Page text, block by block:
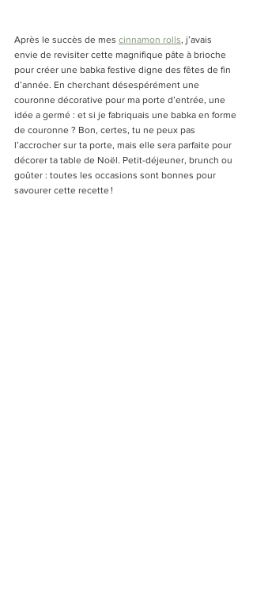
Après le succès de mes cinnamon rolls , j’avais
envie de revisiter cette magnifique pâte à brioche
pour créer une babka festive digne des fêtes de fin
d’année. En cherchant désespérément une
couronne décorative pour ma porte d’entrée, une
idée a germé : et si je fabriquais une babka en forme
de couronne ? Bon, certes, tu ne peux pas
l’accrocher sur ta porte, mais elle sera parfaite pour
décorer ta table de Noël. Petit-déjeuner, brunch ou
goûter : toutes les occasions sont bonnes pour
savourer cette recette !